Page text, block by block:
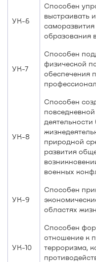
УК-6
Способен
выстраивать
образования
УК-7
Способен
физической
обеспечения
УК-8
Способен
природной
развития
военных
УК-9
Способен
областях
УК-10
Способен
отношение к
терроризма,